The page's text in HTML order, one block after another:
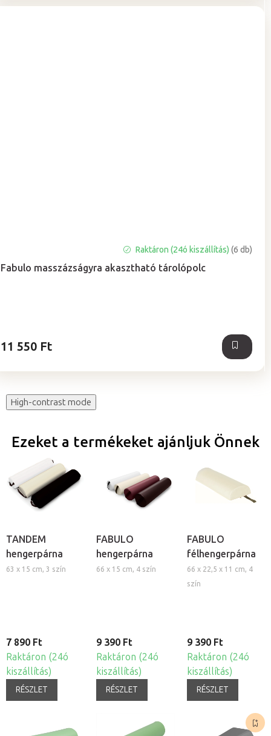
Fabulo masszázságyra akasztható tárolópolc
termék
átlagos
Raktáron (24ó kiszállítás)(6 db)
11 550 Ft
High-contrast mode
Ezeket a termékeket ajánljuk Önnek
TANDEM
hengerpárna
63 x 15 cm, 3 szín
7 890 Ft
Raktáron (24ó
kiszállítás)
RÉSZLET
FABULO
hengerpárna
66 x 15 cm, 4 szín
9 390 Ft
Raktáron (24ó
kiszállítás)
RÉSZLET
FABULO
félhengerpárna
66 x 22,5 x 11 cm, 4
szín
9 390 Ft
Raktáron (24ó
kiszállítás)
RÉSZLET